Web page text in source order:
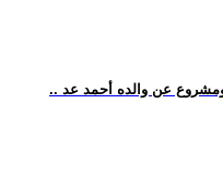
عن والده أحمد عد